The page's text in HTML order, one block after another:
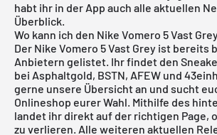
habt ihr in der App auch alle aktuellen
Überblick.
Wo kann ich den Nike Vomero 5 Vast
Der Nike Vomero 5 Vast Grey ist bereits
Anbietern gelistet. Ihr findet den
bei Asphaltgold, BSTN, AFEW und
gerne unsere Übersicht an und sucht
Onlineshop eurer Wahl. Mithilfe des
landet ihr direkt auf der richtigen Page,
zu verlieren. Alle weiteren aktuellen